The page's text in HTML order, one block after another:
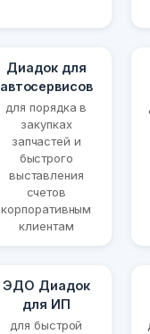
Диадок для
автосервисов
для порядка в
закупках
запчастей и
быстрого
выставления
счетов
корпоративным
клиентам
ЭДО Диадок
для ИП
для быстрой